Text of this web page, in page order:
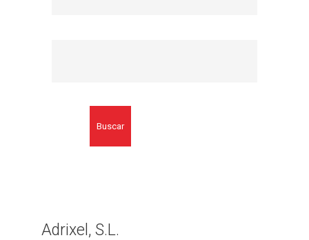
Buscar
Adrixel, S.L.